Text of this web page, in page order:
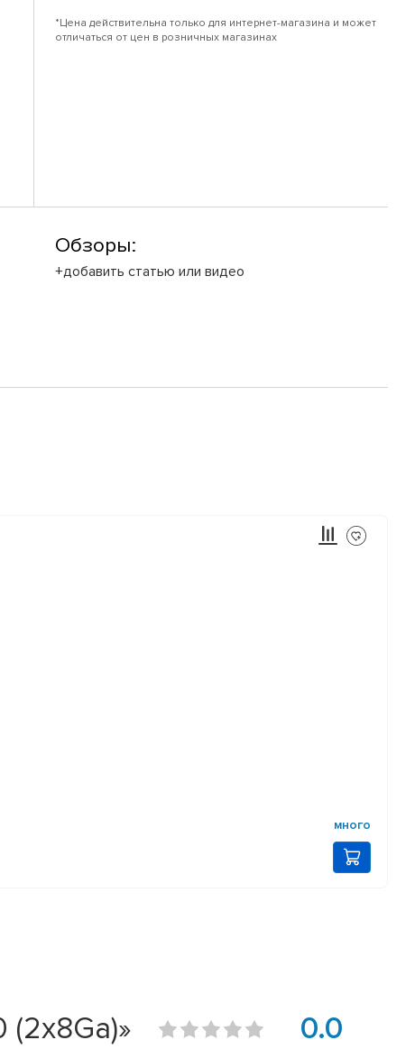
*Цена действительна только для интернет-магазина и может
отличаться от цен в розничных магазинах
Обзоры:
+добавить статью или видео
много
0.0